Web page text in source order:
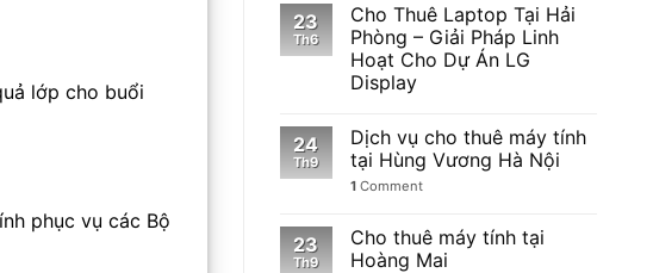
lớp cho buổi
phục vụ các Bộ
23
Th6
Cho Thuê Laptop Tại Hải
Phòng – Giải Pháp Linh
Hoạt Cho Dự Án LG
Display
24
Th9
Dịch vụ cho thuê máy tính
tại Hùng Vương Hà Nội
1Comment
23
Th9
Cho thuê máy tính tại
Hoàng Mai